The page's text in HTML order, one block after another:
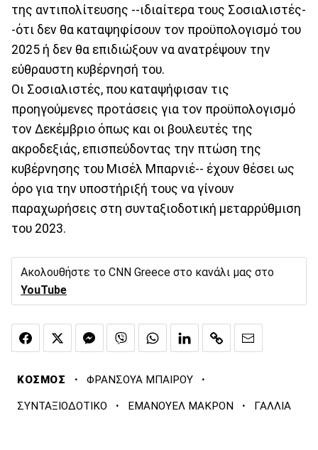
της αντιπολίτευσης --ιδιαίτερα τους Σοσιαλιστές-
-ότι δεν θα καταψηφίσουν τον προϋπολογισμό του
2025 ή δεν θα επιδιώξουν να ανατρέψουν την
εύθραυστη κυβέρνησή του.
Οι Σοσιαλιστές, που καταψήφισαν τις
προηγούμενες προτάσεις για τον προϋπολογισμό
τον Δεκέμβριο όπως και οι βουλευτές της
ακροδεξιάς, επισπεύδοντας την πτώση της
κυβέρνησης του Μισέλ Μπαρνιέ-- έχουν θέσει ως
όρο για την υποστήριξή τους να γίνουν
παραχωρήσεις στη συνταξιοδοτική μεταρρύθμιση
του 2023.
Ακολουθήστε το CNN Greece στο κανάλι μας στο
YouTube
ΚΟΣΜΟΣ · ΦΡΑΝΣΟΥΑ ΜΠΑΙΡΟΥ ·
ΣΥΝΤΑΞΙΟΔΟΤΙΚΟ · ΕΜΑΝΟΥΕΛ ΜΑΚΡΟΝ · ΓΑΛΛΙΑ